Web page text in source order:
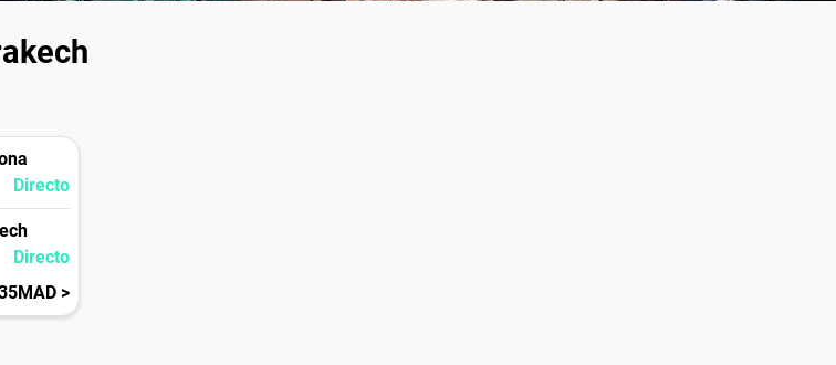
Directo
Directo
>